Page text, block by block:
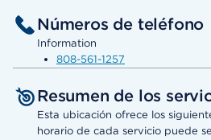
Números de teléfono
Information
808-561-1257
Resumen de los
Esta ubicación ofrece los
horario de cada servicio puede